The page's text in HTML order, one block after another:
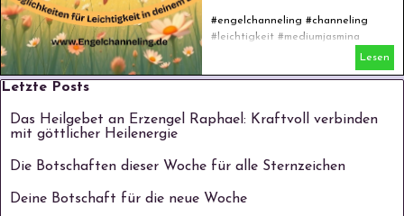
#engelchanneling #channeling
#leichtigkeit #mediumjasmina
Lesen
Block überspringen Letzte Posts
Letzte Posts
Das Heilgebet an Erzengel Raphael: Kraftvoll verbinden
mit göttlicher Heilenergie
Die Botschaften dieser Woche für alle Sternzeichen
Deine Botschaft für die neue Woche